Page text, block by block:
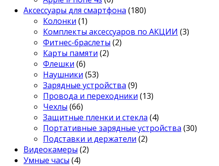
Аксессуары для смартфона (180)
Колонки (1)
Комплекты аксессуаров по АКЦИИ (3)
Фитнес-браслеты (2)
Карты памяти (2)
Флешки (6)
Наушники (53)
Зарядные устройства (9)
Провода и переходники (13)
Чехлы (66)
Защитные пленки и стекла (4)
Портативные зарядные устройства (30)
Подставки и держатели (2)
Видеокамеры (2)
Умные часы (4)